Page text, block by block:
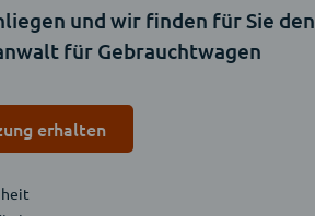
und wir finden für Sie den
für Gebrauchtwagen
erhalten